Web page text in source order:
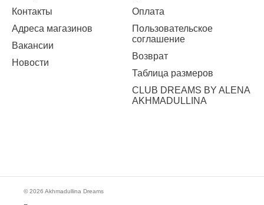
Контакты
Адреса магазинов
Вакансии
Новости
Оплата
Пользовательское
соглашение
Возврат
Таблица размеров
CLUB DREAMS BY ALENA
AKHMADULLINA
© 2026 Akhmadullina Dreams